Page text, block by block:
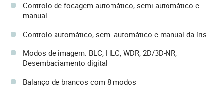
Controlo de focagem automático, semi-automático e
manual
Controlo automático, semi-automático e manual da íris
Modos de imagem: BLC, HLC, WDR, 2D/3D-NR,
Desembaciamento digital
Balanço de brancos com 8 modos